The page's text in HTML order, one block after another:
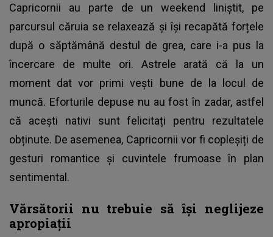
Capricornii au parte de un weekend liniștit, pe
parcursul căruia se relaxează și își recapătă forțele
după o săptămână destul de grea, care i-a pus la
încercare de multe ori. Astrele arată că la un
moment dat vor primi vești bune de la locul de
muncă. Eforturile depuse nu au fost în zadar, astfel
că acești nativi sunt felicitați pentru rezultatele
obținute. De asemenea, Capricornii vor fi copleșiți de
gesturi romantice și cuvintele frumoase în plan
sentimental.
Vărsătorii nu trebuie să își neglijeze
apropiații